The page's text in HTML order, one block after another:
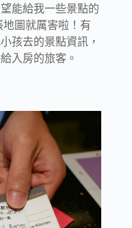
能給我一些景點的
圖就厲害啦！有
孩去的景點資訊，
入房的旅客。